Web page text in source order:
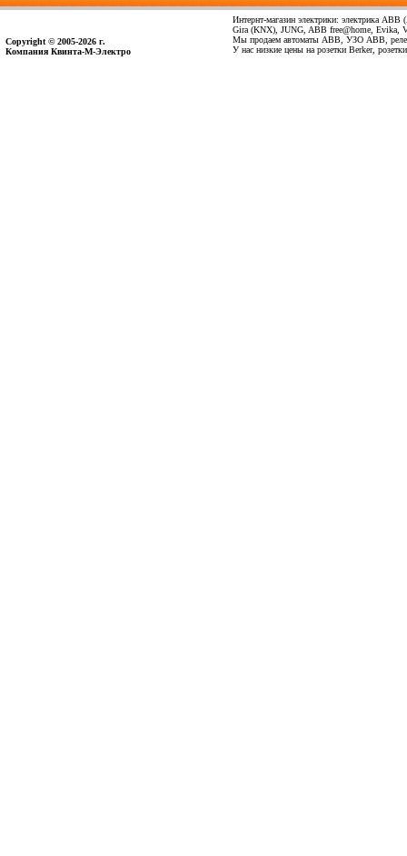
Copyright © 2005-2026 г.
Компания Квинта-М-Электро
Интернт-магазин электрики: электрика
Gira (KNX), JUNG, ABB free@home, Evika,
Мы продаем автоматы ABB, УЗО ABB, реле
У нас низкие цены на розетки Berker,